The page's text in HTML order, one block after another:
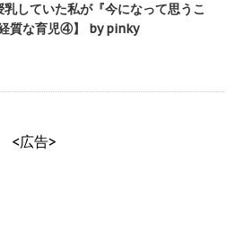
乳していた私が『今になって思うこ
質な育児④】 by pinky
<広告>